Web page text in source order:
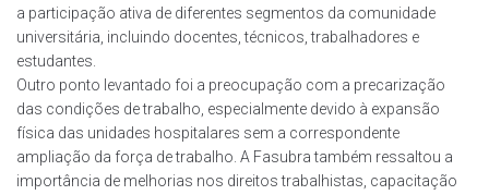
a participação ativa de diferentes segmentos da comunidade
universitária, incluindo docentes, técnicos, trabalhadores e
estudantes.
Outro ponto levantado foi a preocupação com a precarização
das condições de trabalho, especialmente devido à expansão
física das unidades hospitalares sem a correspondente
ampliação da força de trabalho. A Fasubra também ressaltou a
importância de melhorias nos direitos trabalhistas, capacitação